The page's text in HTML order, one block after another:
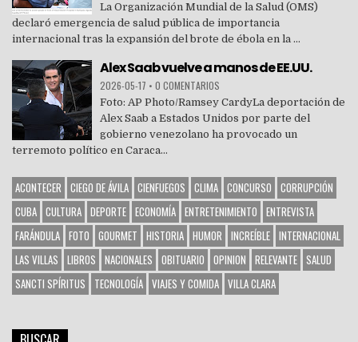
La Organización Mundial de la Salud (OMS)
declaró emergencia de salud pública de importancia
internacional tras la expansión del brote de ébola en la ...
Alex Saab vuelve a manos de EE.UU.
2026-05-17 • 0 COMENTARIOS
Foto: AP Photo/Ramsey CardyLa deportación de
Alex Saab a Estados Unidos por parte del
gobierno venezolano ha provocado un
terremoto político en Caraca...
ACONTECER CIEGO DE ÁVILA CIENFUEGOS CLIMA CONCURSO CORRUPCIÓN
CUBA CULTURA DEPORTE ECONOMÍA ENTRETENIMIENTO ENTREVISTA
FARÁNDULA FOTO GOURMET HISTORIA HUMOR INCREÍBLE INTERNACIONAL
LAS VILLAS LIBROS NACIONALES OBITUARIO OPINION RELEVANTE SALUD
SANCTI SPÍRITUS
TECNOLOGÍA VIAJES Y COMIDA VILLA CLARA